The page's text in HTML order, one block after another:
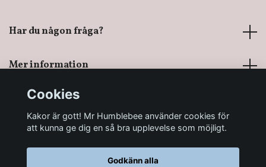
Har du någon fråga?
Mer information
Sociala medier
Cookies
Kakor är gott! Mr Humblebee använder cookies för
att kunna ge dig en så bra upplevelse som möjligt.
Godkänn alla